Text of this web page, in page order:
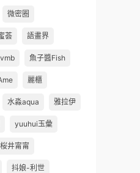
微密圈
荟 語畫界
vmb 魚子醬Fish
麗櫃
水淼aqua 雅拉伊
yuuhui玉彙
桜井甯甯
抖娘-利世